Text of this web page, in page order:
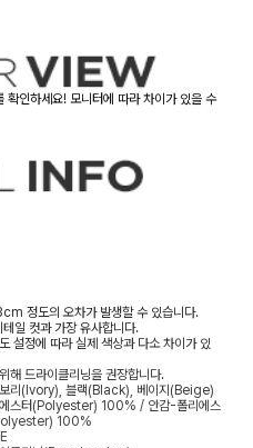
확인하세요! 모니터에 따라 차이가 있을 수
정도의 오차가 발생할 수 있습니다.
일 컷과 가장 유사합니다.
설정에 따라 실제 색상과 다소 차이가 있
해 드라이클리닝을 권장합니다.
리(Ivory), 블랙(Black), 베이지(Beige)
스터(Polyester) 100% / 안감-폴리에스
100%